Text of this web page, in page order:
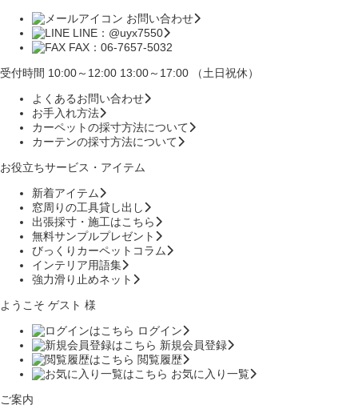
お問い合わせ
LINE：@uyx7550
FAX：06-7657-5032
受付時間 10:00～12:00 13:00～17:00 （土日祝休）
よくあるお問い合わせ
お手入れ方法
カーペットの採寸方法について
カーテンの採寸方法について
お役立ちサービス・アイテム
新着アイテム
窓周りの工具貸し出し
出張採寸・施工はこちら
無料サンプルプレゼント
びっくりカーペットコラム
インテリア用語集
強力滑り止めネット
ようこそ ゲスト 様
ログイン
新規会員登録
閲覧履歴
お気に入り一覧
ご案内